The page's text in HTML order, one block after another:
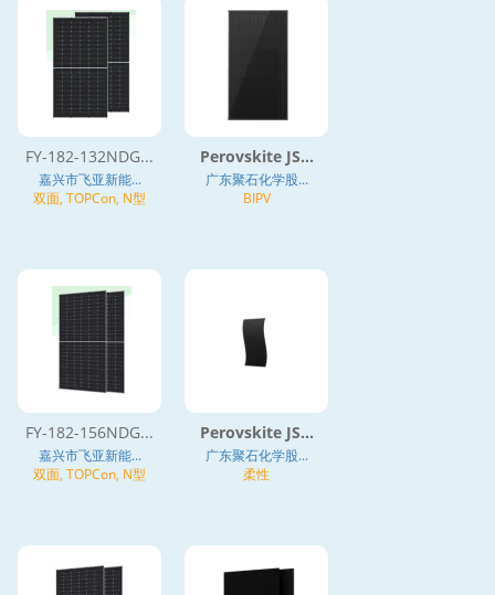
FY-182-132NDG...
嘉兴市飞亚新能...
双面, TOPCon, N型
Perovskite JS...
广东聚石化学股...
BIPV
FY-182-156NDG...
嘉兴市飞亚新能...
双面, TOPCon, N型
Perovskite JS...
广东聚石化学股...
柔性